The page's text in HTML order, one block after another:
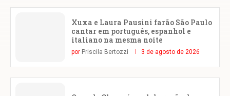
Xuxa e Laura Pausini farão São Paulo
cantar em português, espanhol e
italiano na mesma noite
por Priscila Bertozzi 3 de agosto de 2026